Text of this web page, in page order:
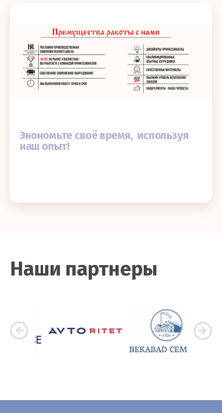
Экономьте своё время, используя
наш опыт!
Наши партнеры